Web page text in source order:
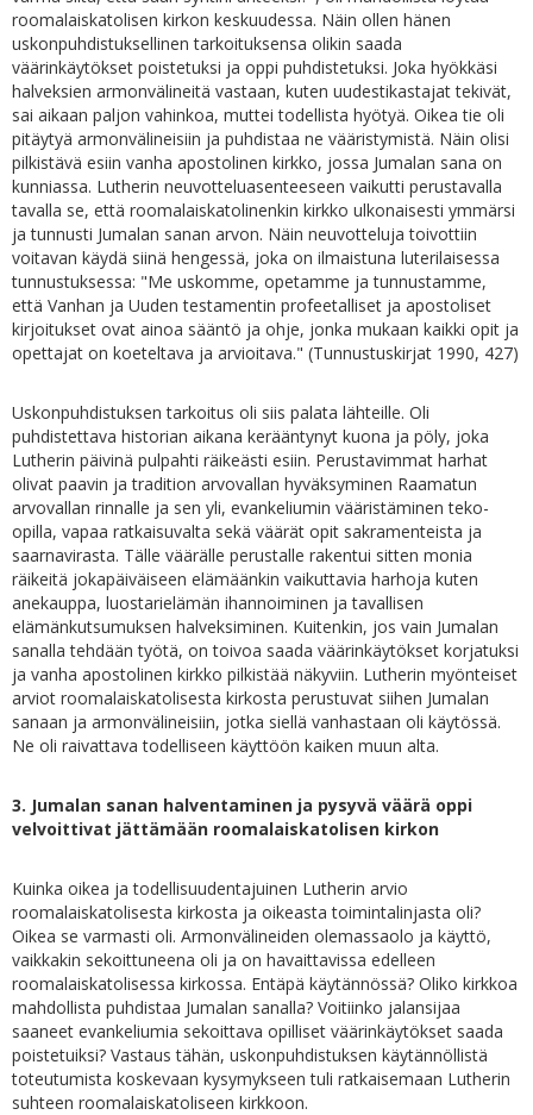
roomalaiskatolisen kirkon keskuudessa. Näin ollen hänen
uskonpuhdistuksellinen tarkoituksensa olikin saada
väärinkäytökset poistetuksi ja oppi puhdistetuksi. Joka hyökkäsi
halveksien armonvälineitä vastaan, kuten uudestikastajat tekivät,
sai aikaan paljon vahinkoa, muttei todellista hyötyä. Oikea tie oli
pitäytyä armonvälineisiin ja puhdistaa ne vääristymistä. Näin olisi
pilkistävä esiin vanha apostolinen kirkko, jossa Jumalan sana on
kunniassa. Lutherin neuvotteluasenteeseen vaikutti perustavalla
tavalla se, että roomalaiskatolinenkin kirkko ulkonaisesti ymmärsi
ja tunnusti Jumalan sanan arvon. Näin neuvotteluja toivottiin
voitavan käydä siinä hengessä, joka on ilmaistuna luterilaisessa
tunnustuksessa: "Me uskomme, opetamme ja tunnustamme,
että Vanhan ja Uuden testamentin profeetalliset ja apostoliset
kirjoitukset ovat ainoa sääntö ja ohje, jonka mukaan kaikki opit ja
opettajat on koeteltava ja arvioitava." (Tunnustuskirjat 1990, 427)
Uskonpuhdistuksen tarkoitus oli siis palata lähteille. Oli
puhdistettava historian aikana kerääntynyt kuona ja pöly, joka
Lutherin päivinä pulpahti räikeästi esiin. Perustavimmat harhat
olivat paavin ja tradition arvovallan hyväksyminen Raamatun
arvovallan rinnalle ja sen yli, evankeliumin vääristäminen teko-
opilla, vapaa ratkaisuvalta sekä väärät opit sakramenteista ja
saarnavirasta. Tälle väärälle perustalle rakentui sitten monia
räikeitä jokapäiväiseen elämäänkin vaikuttavia harhoja kuten
anekauppa, luostarielämän ihannoiminen ja tavallisen
elämänkutsumuksen halveksiminen. Kuitenkin, jos vain Jumalan
sanalla tehdään työtä, on toivoa saada väärinkäytökset korjatuksi
ja vanha apostolinen kirkko pilkistää näkyviin. Lutherin myönteiset
arviot roomalaiskatolisesta kirkosta perustuvat siihen Jumalan
sanaan ja armonvälineisiin, jotka siellä vanhastaan oli käytössä.
Ne oli raivattava todelliseen käyttöön kaiken muun alta.
3. Jumalan sanan halventaminen ja pysyvä väärä oppi
velvoittivat jättämään roomalaiskatolisen kirkon
Kuinka oikea ja todellisuudentajuinen Lutherin arvio
roomalaiskatolisesta kirkosta ja oikeasta toimintalinjasta oli?
Oikea se varmasti oli. Armonvälineiden olemassaolo ja käyttö,
vaikkakin sekoittuneena oli ja on havaittavissa edelleen
roomalaiskatolisessa kirkossa. Entäpä käytännössä? Oliko kirkkoa
mahdollista puhdistaa Jumalan sanalla? Voitiinko jalansijaa
saaneet evankeliumia sekoittava opilliset väärinkäytökset saada
poistetuiksi? Vastaus tähän, uskonpuhdistuksen käytännöllistä
toteutumista koskevaan kysymykseen tuli ratkaisemaan Lutherin
suhteen roomalaiskatoliseen kirkkoon.